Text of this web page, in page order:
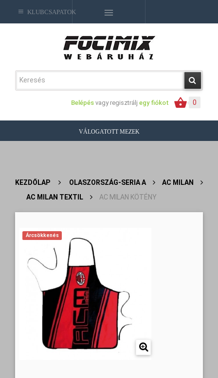
0
Belépés vagy regisztrálj egy fiókot
KLUBCSAPATOK
VÁLOGATOTT MEZEK
KEZDŐLAP > OLASZORSZÁG-SERIA A >
AC MILAN
AC MILAN TEXTIL > AC MILAN KÖTÉNY
Árcsökkenés